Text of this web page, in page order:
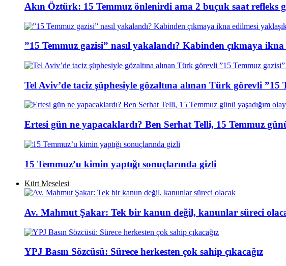
Akın Öztürk: 15 Temmuz önlenirdi ama 2 buçuk saat refleks
”15 Temmuz gazisi” nasıl yakalandı? Kabinden çıkmaya
Tel Aviv’de taciz şüphesiyle gözaltına alınan Türk görevli ”15
Ertesi gün ne yapacaklardı? Ben Serhat Telli, 15 Temmuz
15 Temmuz’u kimin yaptığı sonuçlarında gizli
Kürt Meselesi
Av. Mahmut Şakar: Tek bir kanun değil, kanunlar süreci
YPJ Basın Sözcüsü: Sürece herkesten çok sahip çıkacağız